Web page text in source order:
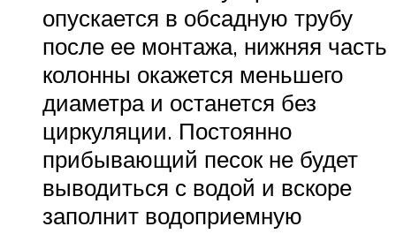
опускается в обсадную трубу
после ее монтажа, нижняя часть
колонны окажется меньшего
диаметра и останется без
циркуляции. Постоянно
прибывающий песок не будет
выводиться с водой и вскоре
заполнит водоприемную